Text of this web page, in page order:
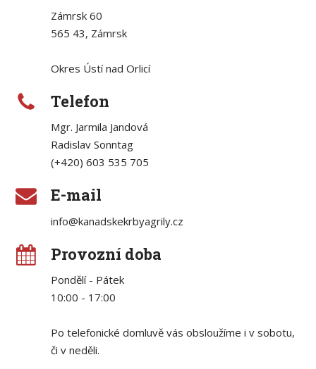
Zámrsk 60
565 43, Zámrsk
Okres Ústí nad Orlicí
Telefon
Mgr. Jarmila Jandová
Radislav Sonntag
(+420) 603 535 705
E-mail
info@kanadskekrbyagrily.cz
Provozní doba
Pondělí - Pátek
10:00 - 17:00
Po telefonické domluvě vás obsloužíme i v sobotu,
či v neděli.